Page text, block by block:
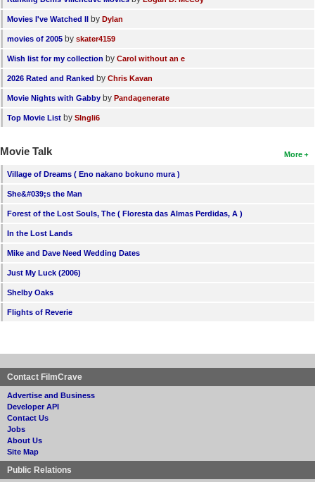
Movies I've Watched II by Dylan
movies of 2005 by skater4159
Wish list for my collection by Carol without an e
2026 Rated and Ranked by Chris Kavan
Movie Nights with Gabby by Pandagenerate
Top Movie List by SIngli6
More
Movie Talk
Village of Dreams ( Eno nakano bokuno mura )
She&#039;s the Man
Forest of the Lost Souls, The ( Floresta das Almas Perdidas, A )
In the Lost Lands
Mike and Dave Need Wedding Dates
Just My Luck (2006)
Shelby Oaks
Flights of Reverie
Contact FilmCrave
Advertise and Business
Developer API
Contact Us
Jobs
About Us
Site Map
Public Relations